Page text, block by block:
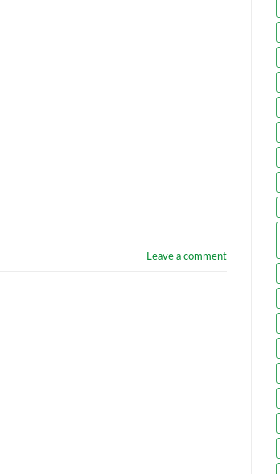
Leave a comment